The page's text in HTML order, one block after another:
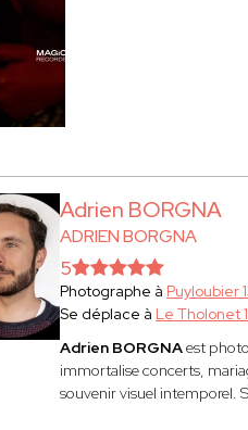
Adrien BORGNA
ADRIEN BORGNA
5
Photographe à Puyloubier
Se déplace à Le Tholonet
Adrien BORGNAest
immortalise concerts,
souvenir visuel intemporel.